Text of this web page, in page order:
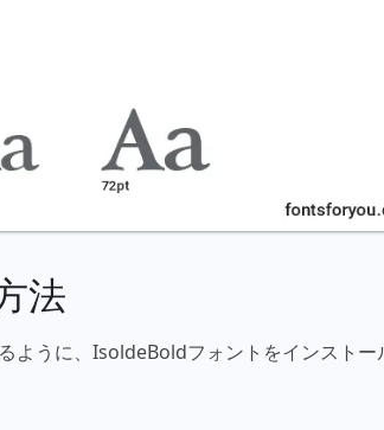
法
ように、IsoldeBoldフォントをインストー